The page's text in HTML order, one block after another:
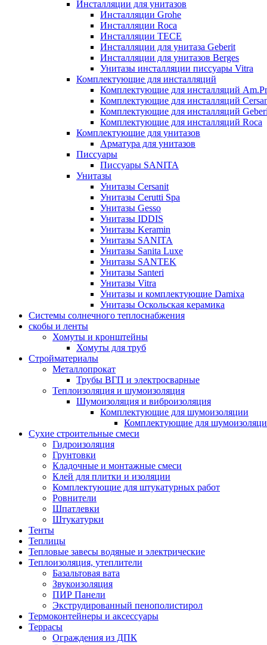
Инсталляции для унитазов
Инсталляции Grohe
Инсталляции Roca
Инсталляции TECE
Инсталляции для унитаза Geberit
Инсталляции для унитазов Berges
Унитазы инсталляции писсуары Vitra
Комплектующие для инсталляций
Комплектующие для инсталляций
Комплектующие для инсталляций
Комплектующие для инсталляций
Комплектующие для инсталляций Roca
Комплектующие для унитазов
Арматура для унитазов
Писсуары
Писсуары SANITA
Унитазы
Унитазы Cersanit
Унитазы Cerutti Spa
Унитазы Gesso
Унитазы IDDIS
Унитазы Keramin
Унитазы SANITA
Унитазы Sanita Luxe
Унитазы SANTEK
Унитазы Santeri
Унитазы Vitra
Унитазы и комплектующие Damixa
Унитазы Оскольская керамика
Системы солнечного теплоснабжения
скобы и ленты
Хомуты и кронштейны
Хомуты для труб
Стройматериалы
Металлопрокат
Трубы ВГП и электросварные
Теплоизоляция и шумоизоляция
Шумоизоляция и виброизоляция
Комплектующие для шумоизоляции
Комплектующие для
Сухие строительные смеси
Гидроизоляция
Грунтовки
Кладочные и монтажные смеси
Клей для плитки и изоляции
Комплектующие для штукатурных работ
Ровнители
Шпатлевки
Штукатурки
Тенты
Теплицы
Тепловые завесы водяные и электрические
Теплоизоляция, утеплители
Базальтовая вата
Звукоизоляция
ПИР Панели
Экструдированный пенополистирол
Термоконтейнеры и аксессуары
Террасы
Ограждения из ДПК